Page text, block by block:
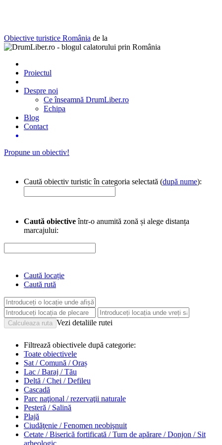
Obiective turistice România de la
Proiectul
Despre noi
Ce înseamnă DrumLiber.ro
Echipa
Blog
Contact
Propune un obiectiv!
Caută obiectiv turistic în categoria selectată (după nume):
Caută obiectiveîntr-o anumită zonă și alege distanța
marcajului:
Caută locație
Caută rută
Vezi detaliile rutei
Filtrează obiectivele după categorie:
Toate obiectivele
Sat / Comună / Oraș
Lac / Baraj / Tău
Deltă / Chei / Defileu
Cascadă
Parc naţional / rezervaţii naturale
Pesteră / Salină
Plajă
Ciudăţenie / Fenomen neobişnuit
Cetate / Biserică fortificată / Turn de apărare / Donjon / Sit
arheologic